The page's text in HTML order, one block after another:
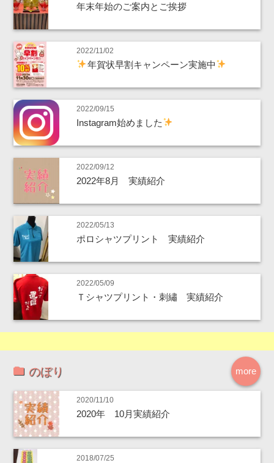
年末年始のご案内とご挨拶
2022/11/02
年賀状早割キャンペーン実施中
2022/09/15
Instagram始めました
2022/09/12
2022年8月 実績紹介
2022/05/13
ポロシャツプリント 実績紹介
2022/05/09
Ｔシャツプリント・刺繡 実績紹介
more
のぼり
2020/11/10
2020年 10月実績紹介
2018/07/25